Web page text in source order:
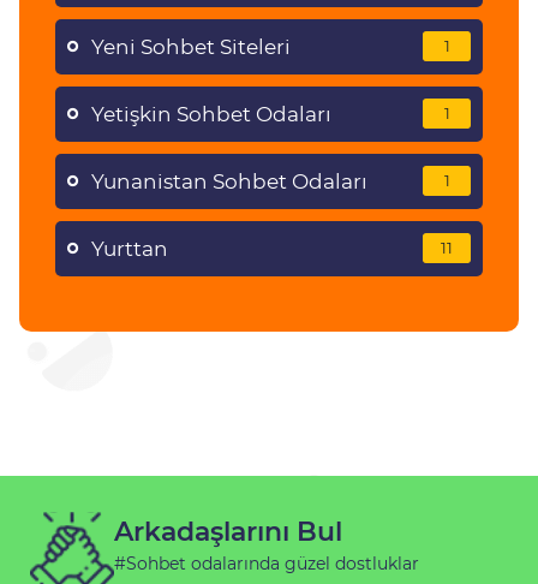
Yeni Sohbet Siteleri 1
Yetişkin Sohbet Odaları 1
Yunanistan Sohbet Odaları 1
Yurttan 11
Arkadaşlarını Bul
#Sohbet odalarında güzel dostluklar